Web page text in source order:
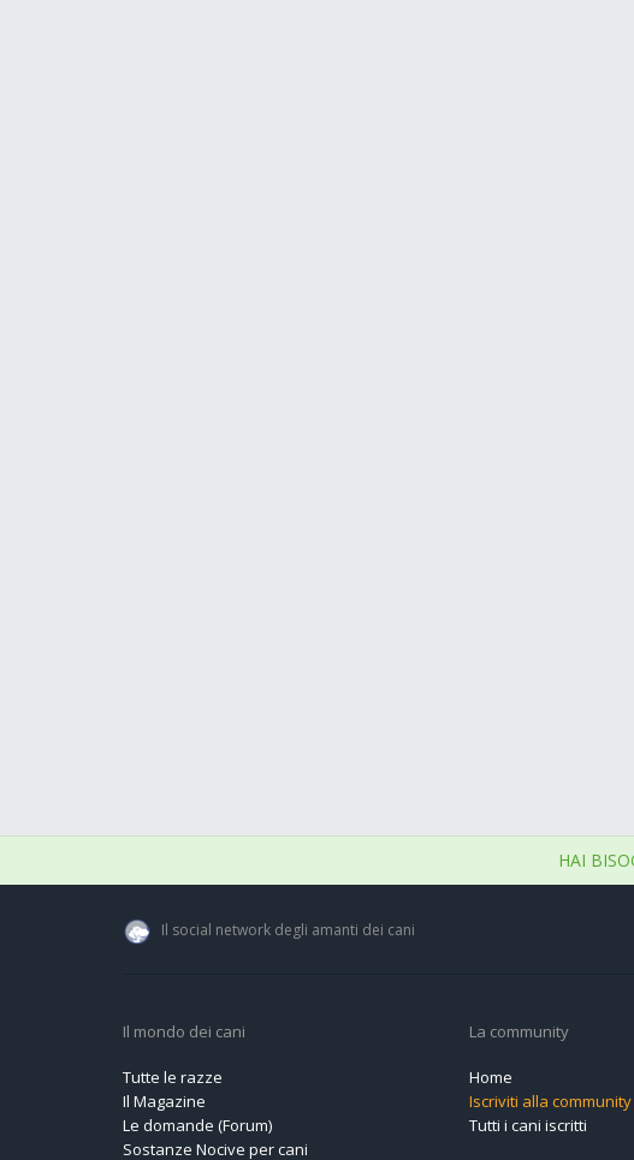
HAI
Il social network degli amanti dei cani
Il mondo dei cani
Tutte le razze
Il Magazine
Le domande (Forum)
Sostanze Nocive per cani
La community
Home
Iscriviti alla community
Tutti i cani iscritti